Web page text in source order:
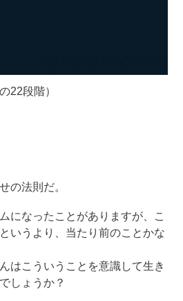
22段階）
の法則だ。
になったことがありますが、こ
いうより、当たり前のことかな
はこういうことを意識して生き
しょうか？